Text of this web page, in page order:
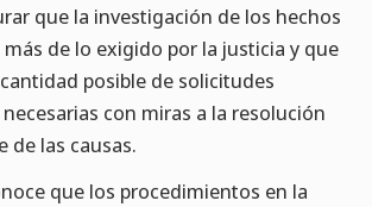
que la investigación de los hechos
de lo exigido por la justicia y que
posible de solicitudes
con miras a la resolución
de las causas.
que los procedimientos en la